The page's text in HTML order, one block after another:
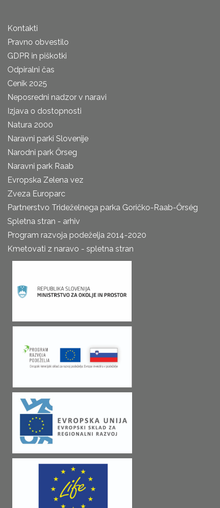
Kontakti
Pravno obvestilo
GDPR in piškotki
Odpiralni čas
Cenik 2025
Neposredni nadzor v naravi
Izjava o dostopnosti
Natura 2000
Naravni parki Slovenije
Narodni park Őrseg
Naravni park Raab
Evropska Zelena vez
Zveza Europarc
Partnerstvo Trideželnega parka Goričko-Raab-Őrség
Spletna stran - arhiv
Program razvoja podeželja 2014-2020
Kmetovati z naravo - spletna stran